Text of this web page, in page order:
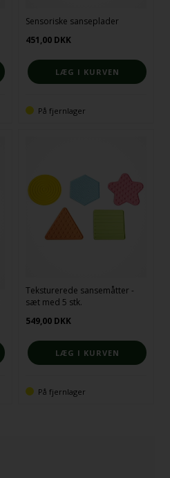
Sensoriske sanseplader
451,00 DKK
På fjernlager
Teksturerede sansemåtter -
sæt med 5 stk.
549,00 DKK
På fjernlager